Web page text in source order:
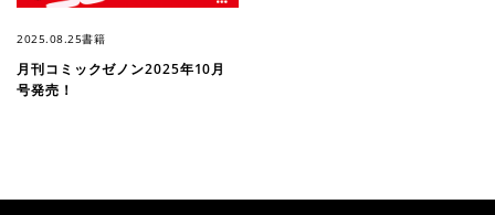
2025.08.25書籍
月刊コミックゼノン2025年10月
号発売！